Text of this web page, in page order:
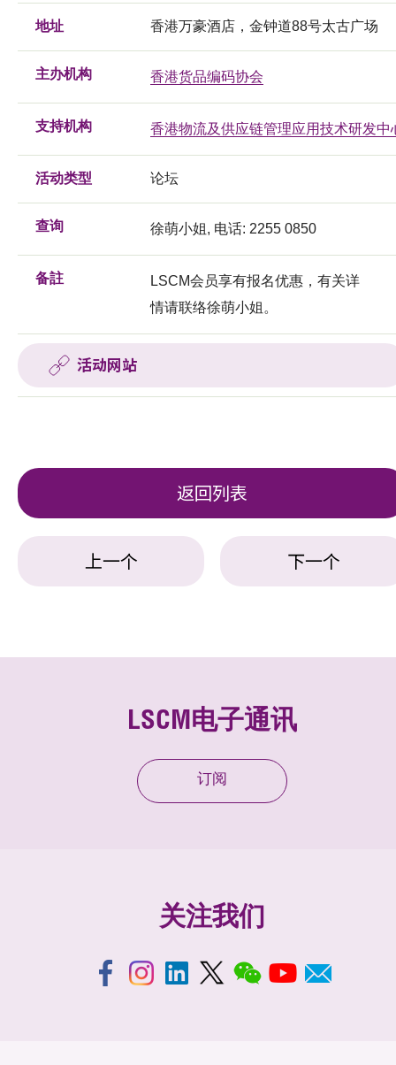
地址 香港万豪酒店，金钟道88号太古广场
主办机构 香港货品编码协会
支持机构 香港物流及供应链管理应用技术研发中
活动类型 论坛
查询 徐萌小姐, 电话: 2255 0850
备註
LSCM会员享有报名优惠，有关详
情请联络徐萌小姐。
活动网站
返回列表
上一个 下一个
LSCM电子通讯
订阅
关注我们